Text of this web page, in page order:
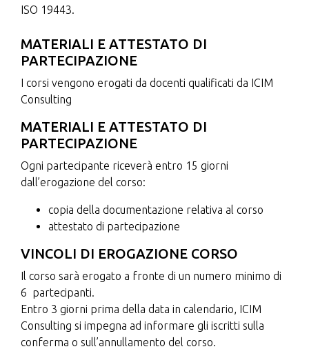
ISO 19443.
MATERIALI E ATTESTATO DI
PARTECIPAZIONE
I corsi vengono erogati da docenti qualificati da ICIM
Consulting
MATERIALI E ATTESTATO DI
PARTECIPAZIONE
Ogni partecipante riceverà entro 15 giorni
dall’erogazione del corso:
copia della documentazione relativa al corso
attestato di partecipazione
VINCOLI DI EROGAZIONE CORSO
Il corso sarà erogato a fronte di un numero minimo di
6 partecipanti.
Entro 3 giorni prima della data in calendario, ICIM
Consulting si impegna ad informare gli iscritti sulla
conferma o sull’annullamento del corso.